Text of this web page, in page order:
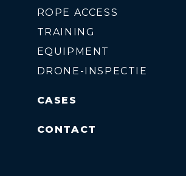
ROPE ACCESS
TRAINING
EQUIPMENT
DRONE-INSPECTIE
CASES
CONTACT